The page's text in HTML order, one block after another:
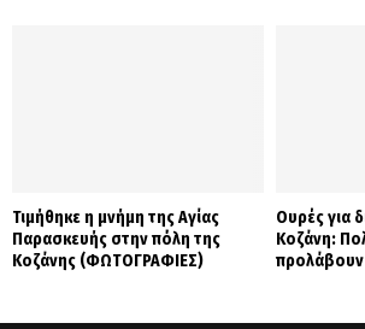
Τιμήθηκε η μνήμη της Αγίας
Παρασκευής στην πόλη της
Κοζάνης (ΦΩΤΟΓΡΑΦΙΕΣ)
Ουρές για
Κοζάνη:
προλάβουν